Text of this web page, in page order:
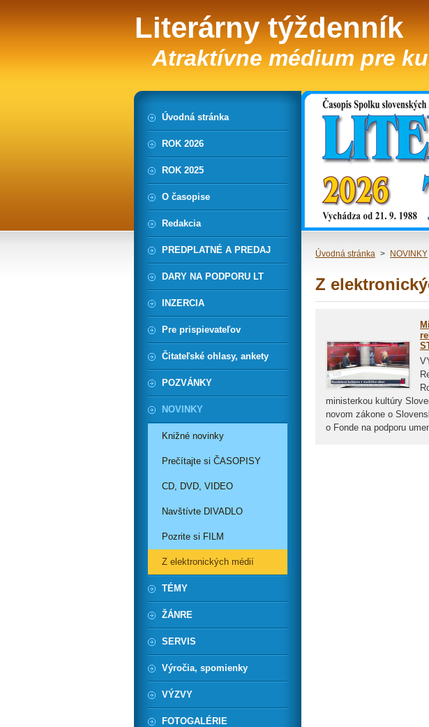
Literárny týždenník
Atraktívne médium pre
Úvodná stránka > NOVINKY
Z
ministerkou kultúry
novom zákone o
o Fonde na podporu
Úvodná stránka
ROK 2026
ROK 2025
O časopise
Redakcia
PREDPLATNÉ A PREDAJ
DARY NA PODPORU LT
INZERCIA
Pre prispievateľov
Čitateľské ohlasy, ankety
POZVÁNKY
NOVINKY
Knižné novinky
Prečítajte si ČASOPISY
CD, DVD, VIDEO
Navštívte DIVADLO
Pozrite si FILM
Z elektronických médií
TÉMY
ŽÁNRE
SERVIS
Výročia, spomienky
VÝZVY
FOTOGALÉRIE